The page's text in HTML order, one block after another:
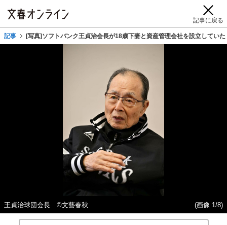
記事に戻る
記事 [写真]ソフトバンク王貞治会長が18歳下妻と資産管理会社を設立してい
王貞治球団会長 ©文藝春秋 (画像 1/8)